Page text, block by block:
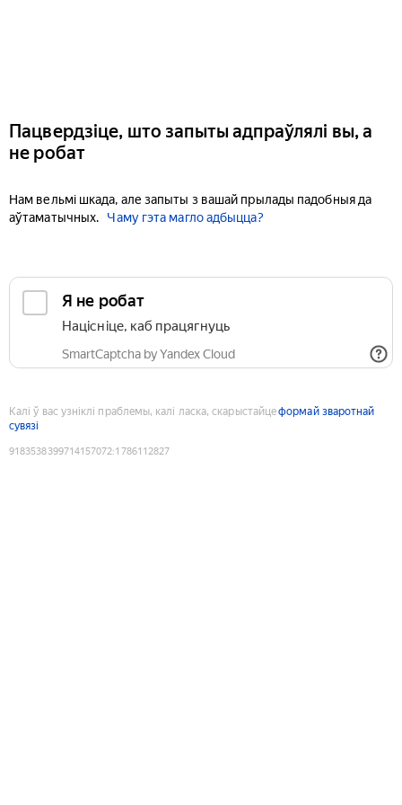
Пацвердзіце, што запыты адпраўлялі вы, а
не робат
Нам вельмі шкада, але запыты з вашай прылады падобныя да
аўтаматычных.
Чаму гэта магло адбыцца?
Я не робат
Націсніце, каб працягнуць
SmartCaptcha by Yandex Cloud
Калі ў вас узніклі праблемы, калі ласка, скарыстайцеформай зваротнай
сувязі
9183538399714157072:1786112827